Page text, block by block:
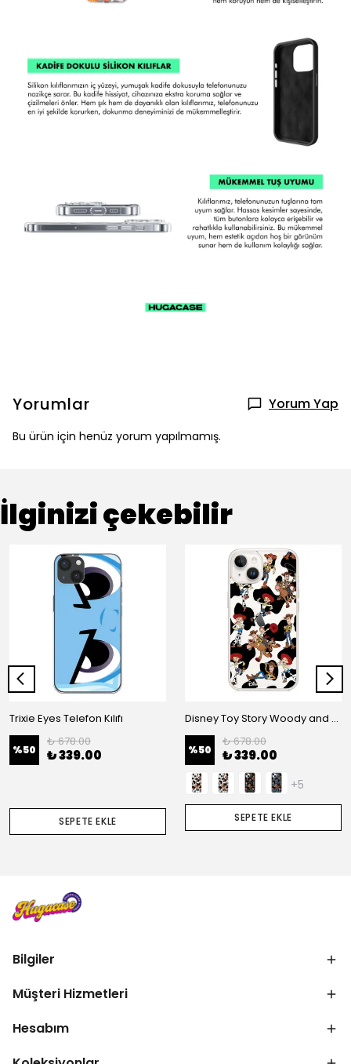
Yorumlar Yorum Yap
Bu ürün için henüz yorum yapılmamış.
İlginizi çekebilir
Trixie Eyes Telefon Kılıfı
%50
₺ 678.00
₺ 339.00
SEPETE EKLE
Disney Toy Story Woody and Jessie Telefon Kılıfı
%50
₺ 678.00
₺ 339.00
+5
SEPETE EKLE
Bilgiler
Müşteri Hizmetleri
Hesabım